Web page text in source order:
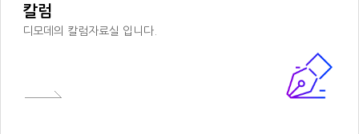
칼럼
디모데의 칼럼자료실 입니다.